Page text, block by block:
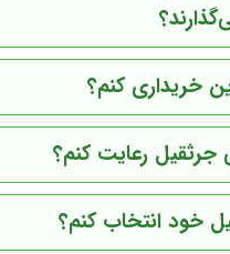
خریداری کنم؟
جرثقیل رعایت کنم؟
خود انتخاب کنم؟